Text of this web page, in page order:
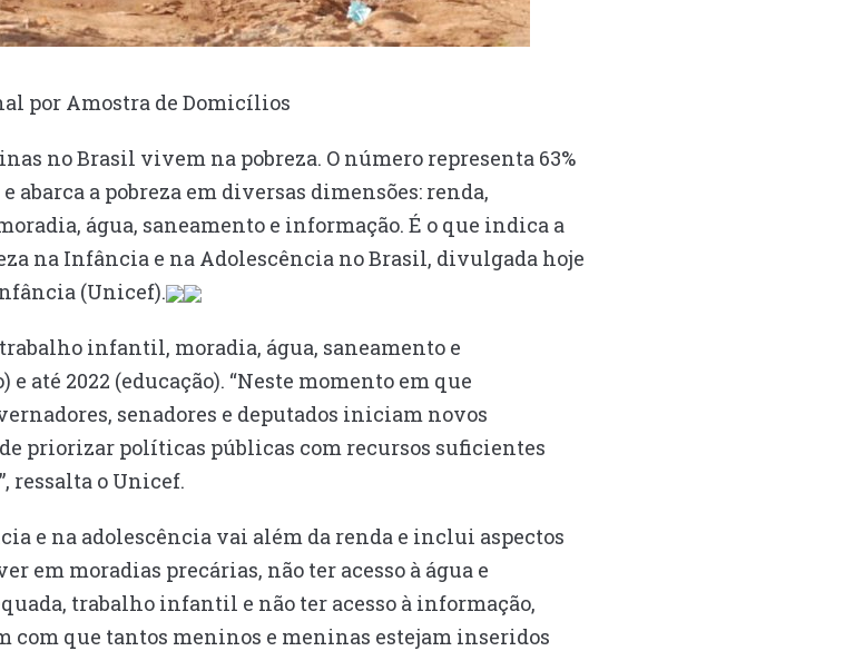
por Amostra de Domicílios
no Brasil vivem na pobreza. O número representa 63%
abarca a pobreza em diversas dimensões: renda,
água, saneamento e informação. É o que indica a
na Infância e na Adolescência no Brasil, divulgada hoje
(Unicef).
infantil, moradia, água, saneamento e
até 2022 (educação). “Neste momento em que
senadores e deputados iniciam novos
priorizar políticas públicas com recursos suficientes
ressalta o Unicef.
e na adolescência vai além da renda e inclui aspectos
em moradias precárias, não ter acesso à água e
trabalho infantil e não ter acesso à informação,
com que tantos meninos e meninas estejam inseridos